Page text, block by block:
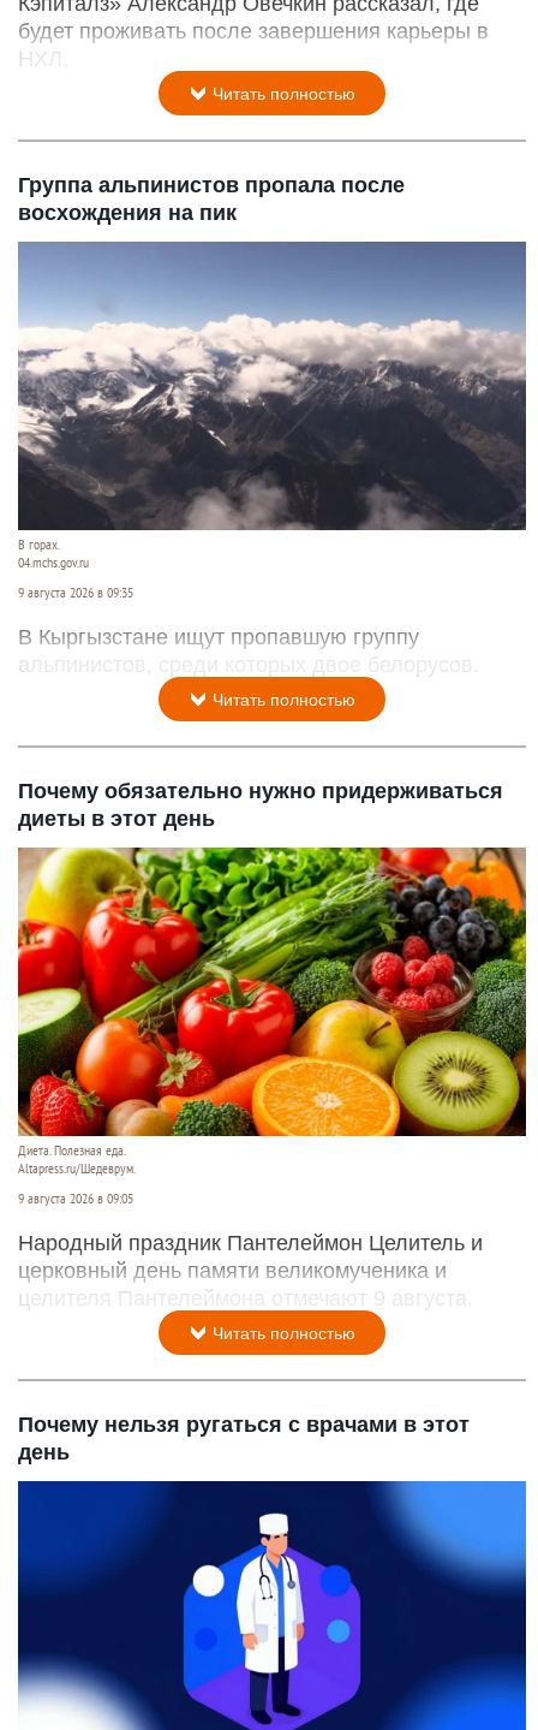
будет проживать после завершения карьеры в
НХЛ,
Читать полностью
Группа альпинистов пропала после
восхождения на пик
В горах.
04.mchs.gov.ru
9 августа 2026 в 09:35
В Кыргызстане ищут пропавшую группу
альпинистов, среди которых двое белорусов.
Читать полностью
Почему обязательно нужно придерживаться
диеты в этот день
Диета. Полезная еда.
Altapress.ru/Шедеврум.
9 августа 2026 в 09:05
Народный праздник Пантелеймон Целитель и
церковный день памяти великомученика и
целителя Пантелеймона отмечают 9 августа.
Читать полностью
Почему нельзя ругаться с врачами в этот
день